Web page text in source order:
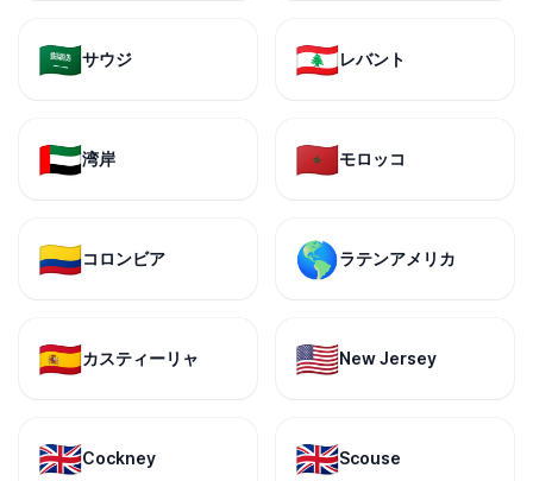
🇸🇦サウジ 🇱🇧レバント
🇦🇪湾岸 🇲🇦モロッコ
🇨🇴コロンビア 🌎ラテンアメリカ
🇪🇸カスティーリャ 🇺🇸New Jersey
🇬🇧Cockney 🇬🇧Scouse